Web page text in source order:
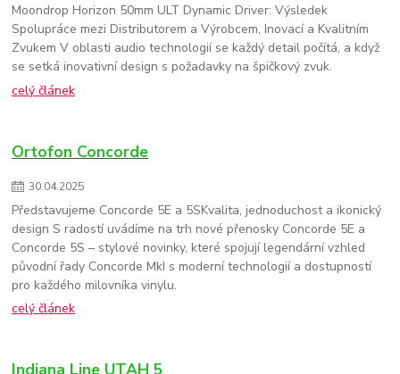
Moondrop Horizon 50mm ULT Dynamic Driver: Výsledek
Spolupráce mezi Distributorem a Výrobcem, Inovací a Kvalitním
Zvukem V oblasti audio technologií se každý detail počítá, a když
se setká inovativní design s požadavky na špičkový zvuk.
celý článek
Ortofon Concorde
30.04.2025
Představujeme Concorde 5E a 5SKvalita, jednoduchost a ikonický
design S radostí uvádíme na trh nové přenosky Concorde 5E a
Concorde 5S – stylové novinky, které spojují legendární vzhled
původní řady Concorde MkI s moderní technologií a dostupností
pro každého milovníka vinylu.
celý článek